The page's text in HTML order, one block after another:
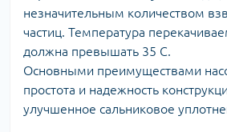
незначительным количеством
частиц. Температура
должна превышать 35 С.
Основными преимуществами
простота и надежность
улучшенное сальниковое